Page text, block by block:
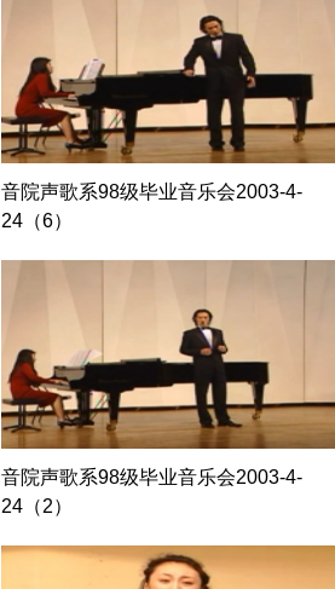
音院声歌系98级毕业音乐会2003-4-
24（6）
音院声歌系98级毕业音乐会2003-4-
24（2）